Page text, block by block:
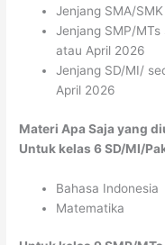
Jenjang SMA/
Jenjang SMP/
atau April 2026
Jenjang SD/MI/
April 2026
Materi Apa Saja yang
Untuk kelas 6 SD/MI/
Bahasa Indonesia
Matematika